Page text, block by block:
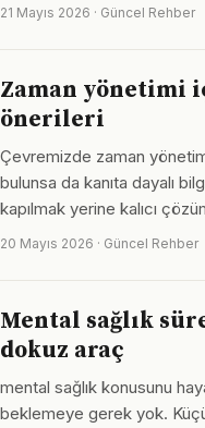
21 Mayıs 2026 · Güncel Rehber
Zaman yönetimi
önerileri
Çevremizde zaman
bulunsa da kanıta dayalı
kapılmak yerine kalıcı
20 Mayıs 2026 · Güncel Rehber
Mental sağlık
dokuz araç
mental sağlık konusunu
beklemeye gerek yok.